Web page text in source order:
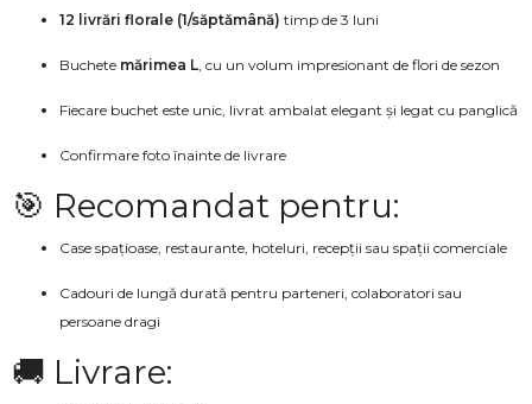
12 livrări florale (1/săptămână) timp de 3 luni
Buchete mărimea L, cu un volum impresionant de flori de sezon
Fiecare buchet este unic, livrat ambalat elegant și legat cu panglică
Confirmare foto înainte de livrare
🎯 Recomandat pentru:
Case spațioase, restaurante, hoteluri, recepții sau spații comerciale
Cadouri de lungă durată pentru parteneri, colaboratori sau
persoane dragi
🚚 Livrare: